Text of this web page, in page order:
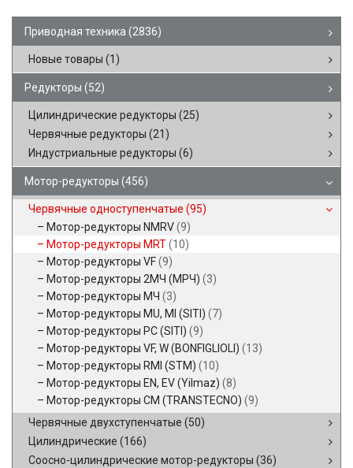
Приводная техника (2836)
Новые товары (1)
Редукторы (52)
Цилиндрические редукторы (25)
Червячные редукторы (21)
Индустриальные редукторы (6)
Мотор-редукторы (456)
Червячные одноступенчатые (95)
Мотор-редукторы NMRV(9)
Мотор-редукторы MRT(10)
Мотор-редукторы VF(9)
Мотор-редукторы 2МЧ (МРЧ) (3)
Мотор-редукторы МЧ (3)
Мотор-редукторы MU, MI (SITI) (7)
Мотор-редукторы PC (SITI) (9)
Мотор-редукторы VF, W (BONFIGLIOLI) (13)
Мотор-редукторы RMI (STM) (10)
Мотор-редукторы EN, EV (Yilmaz) (8)
Мотор-редукторы CM (TRANSTECNO) (9)
Червячные двухступенчатые (50)
Цилиндрические (166)
Соосно-цилиндрические мотор-редукторы (36)